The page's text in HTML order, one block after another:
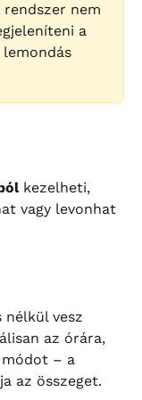
nem
a
kezelheti,
vagy levonhat
nélkül vesz
az órára,
– a
az összeget.